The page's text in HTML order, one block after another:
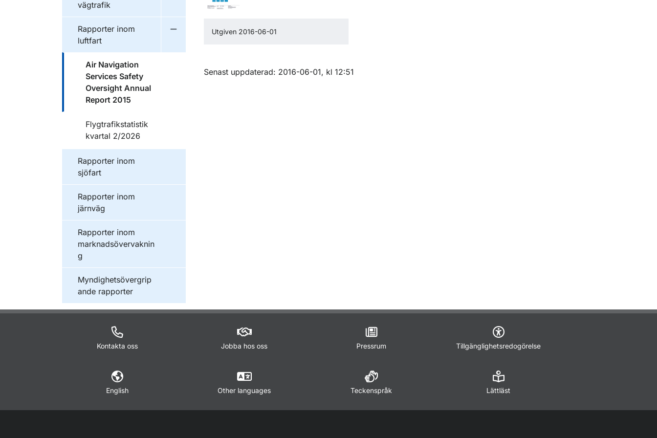
vägtrafik
Publikationer inom
Rapporter inom
luftfart
Undermeny för Rapporter inom luftfart
Publikationer inom
Air Navigation
Services Safety
Oversight Annual
Report 2015
Publikationer inom
Flygtrafikstatistik
kvartal 2/2026
Publikationer inom
Rapporter inom
sjöfart
Publikationer inom
Rapporter inom
järnväg
Publikationer inom
Rapporter inom
marknadsövervaknin
g
Publikationer inom
Myndighetsövergrip
ande rapporter
Utgiven 2016-06-01
Om sidan
Senast uppdaterad: 2016-06-01, kl 12:51
Kontakta oss Jobba hos oss Pressrum Tillgänglighetsredogörelse
English Other languages Teckenspråk Lättläst